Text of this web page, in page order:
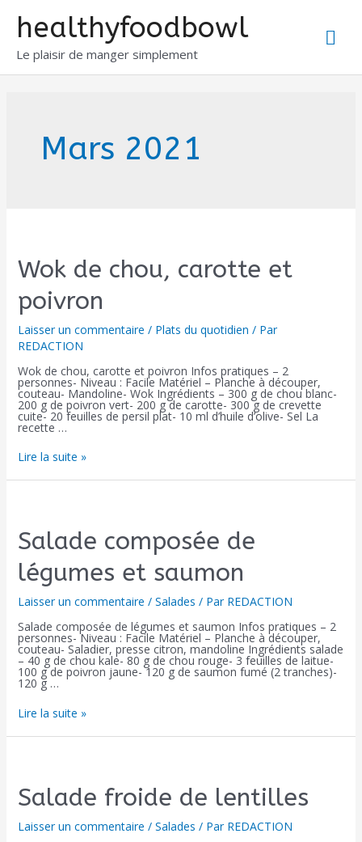
healthyfoodbowl
Le plaisir de manger simplement
Mars 2021
Wok de chou, carotte et
poivron
Laisser un commentaire / Plats du quotidien / Par
REDACTION
Wok de chou, carotte et poivron Infos pratiques – 2
personnes- Niveau : Facile Matériel – Planche à découper,
couteau- Mandoline- Wok Ingrédients – 300 g de chou blanc-
200 g de poivron vert- 200 g de carotte- 300 g de crevette
cuite- 20 feuilles de persil plat- 10 ml d’huile d’olive- Sel La
recette …
Lire la suite »
Salade composée de
légumes et saumon
Laisser un commentaire / Salades / Par REDACTION
Salade composée de légumes et saumon Infos pratiques – 2
personnes- Niveau : Facile Matériel – Planche à découper,
couteau- Saladier, presse citron, mandoline Ingrédients salade
– 40 g de chou kale- 80 g de chou rouge- 3 feuilles de laitue-
100 g de poivron jaune- 120 g de saumon fumé (2 tranches)-
120 g …
Lire la suite »
Salade froide de lentilles
Laisser un commentaire / Salades / Par REDACTION